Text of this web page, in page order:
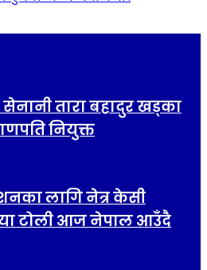
तारा बहादुर खड्का
नियुक्त
लागि नेत्र केसी
टोली आज नेपाल आउँदै